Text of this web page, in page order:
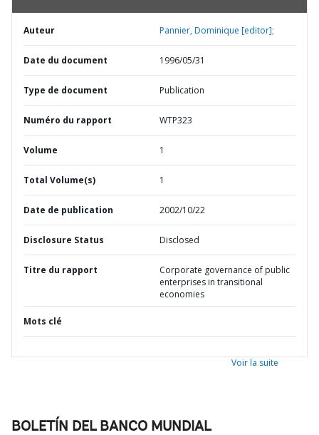
Auteur Pannier, Dominique [editor];
Date du document 1996/05/31
Type de document Publication
Numéro du rapport WTP323
Volume 1
Total Volume(s) 1
Date de publication 2002/10/22
Disclosure Status Disclosed
Titre du rapport
Corporate governance of public
enterprises in transitional
economies
Mots clé
Voir la suite
BOLETÍN DEL BANCO MUNDIAL